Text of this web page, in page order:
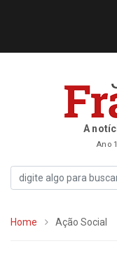
A
Ano
Home Ação Social